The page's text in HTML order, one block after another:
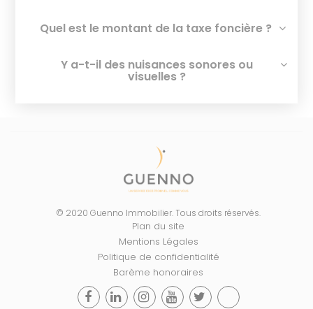
Quel est le montant de la taxe foncière ?
Y a-t-il des nuisances sonores ou
visuelles ?
© 2020 Guenno Immobilier. Tous droits réservés.
Plan du site
Mentions Légales
Politique de confidentialité
Barème honoraires